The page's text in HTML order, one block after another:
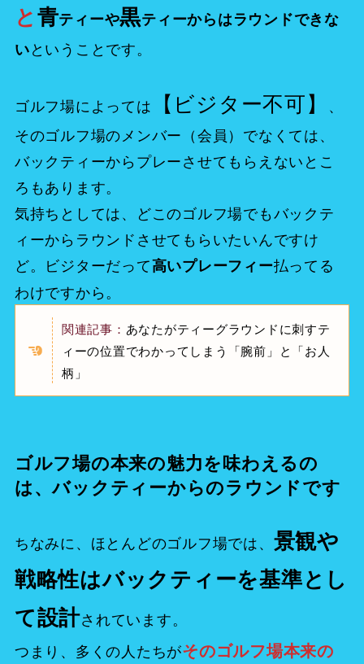
と青ティーや黒ティーからはラウンドできな
いということです。
ゴルフ場によっては 【ビジター不可】
、
そのゴルフ場のメンバー（会員）でなくては、
バックティーからプレーさせてもらえないとこ
ろもあります。
気持ちとしては、どこのゴルフ場でもバックテ
ィーからラウンドさせてもらいたいんですけ
ど。ビジターだって高いプレーフィー払ってる
わけですから。
関連記事： あなたがティーグラウンドに刺すテ
ィーの位置でわかってしまう「腕前」と「お人
柄」
ゴルフ場の本来の魅力を味わえるの
は、バックティーからのラウンドです
ちなみに、ほとんどのゴルフ場では、 景観や
戦略性はバックティーを基準とし
て設計されています。
つまり、多くの人たちがそのゴルフ場本来の